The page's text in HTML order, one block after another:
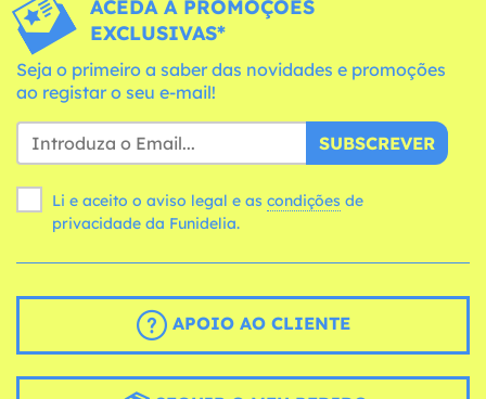
ACEDA A PROMOÇÕES
EXCLUSIVAS*
Seja o primeiro a saber das novidades e promoções
ao registar o seu e-mail!
SUBSCREVER
Li e aceito o aviso legal e as condições
privacidade da Funidelia.
APOIO AO CLIENTE